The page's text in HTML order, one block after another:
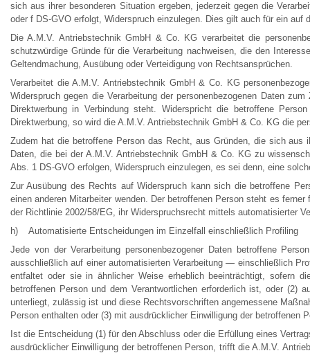
sich aus ihrer besonderen Situation ergeben, jederzeit gegen die
oder f DS-GVO erfolgt, Widerspruch einzulegen. Dies gilt auch für ein auf
Die A.M.V. Antriebstechnik GmbH & Co. KG verarbeitet die
schutzwürdige Gründe für die Verarbeitung nachweisen, die den
Geltendmachung, Ausübung oder Verteidigung von Rechtsansprüchen.
Verarbeitet die A.M.V. Antriebstechnik GmbH & Co. KG
Widerspruch gegen die Verarbeitung der personenbezogenen Daten
Direktwerbung in Verbindung steht. Widerspricht die betroffene
Direktwerbung, so wird die A.M.V. Antriebstechnik GmbH & Co. KG die
Zudem hat die betroffene Person das Recht, aus Gründen, die sich aus
Daten, die bei der A.M.V. Antriebstechnik GmbH & Co. KG zu
Abs. 1 DS-GVO erfolgen, Widerspruch einzulegen, es sei denn, eine
Zur Ausübung des Rechts auf Widerspruch kann sich die betroffene
einen anderen Mitarbeiter wenden. Der betroffenen Person steht es
der Richtlinie 2002/58/EG, ihr Widerspruchsrecht mittels automatisierter
h) Automatisierte Entscheidungen im Einzelfall einschließlich Profiling
Jede von der Verarbeitung personenbezogener Daten betroffene
ausschließlich auf einer automatisierten Verarbeitung — einschließlich
entfaltet oder sie in ähnlicher Weise erheblich beeinträchtigt, sofern
betroffenen Person und dem Verantwortlichen erforderlich ist, oder (2)
unterliegt, zulässig ist und diese Rechtsvorschriften angemessene
Person enthalten oder (3) mit ausdrücklicher Einwilligung der betroffenen
Ist die Entscheidung (1) für den Abschluss oder die Erfüllung eines
ausdrücklicher Einwilligung der betroffenen Person, trifft die A.M.V.